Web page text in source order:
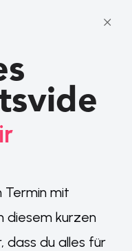
Termin mit
diesem kurzen
dass du alles für